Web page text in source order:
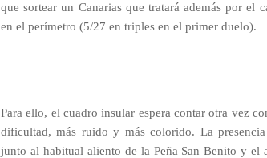
que sortear un Canarias que tratará además por el
en el perímetro (5/27 en triples en el primer duelo).
Para ello, el cuadro insular espera contar otra vez
dificultad, más ruido y más colorido. La
junto al habitual aliento de la Peña San Benito y el